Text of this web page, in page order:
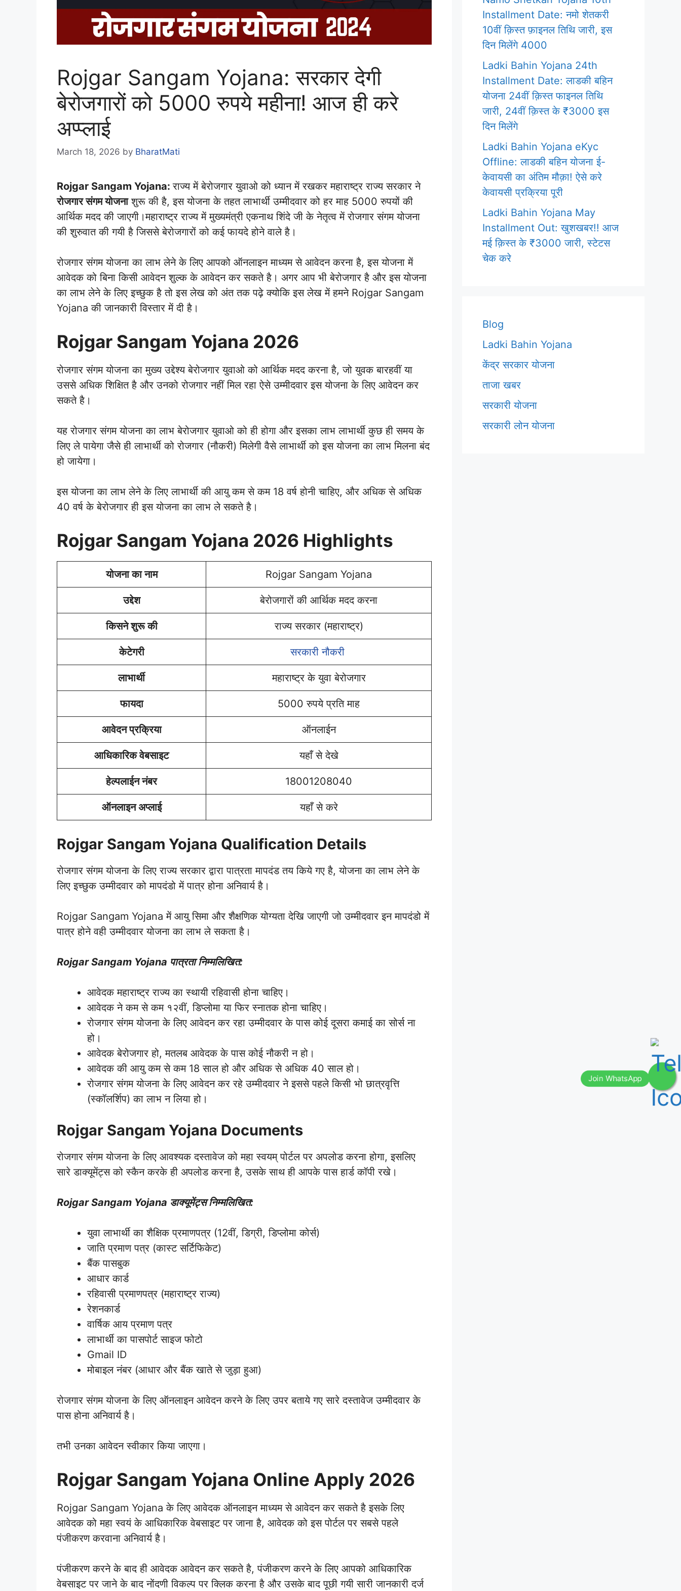
Rojgar Sangam Yojana: सरकार देगी
बेरोजगारों को 5000 रुपये महीना! आज ही करे
अप्प्लाई
March 18, 2026 by BharatMati
Rojgar Sangam Yojana:राज्य में बेरोजगार युवाओ को ध्यान में रखकर महाराष्ट्र राज्य सरकार ने
रोजगार संगम योजनाशुरू की है, इस योजना के तहत लाभार्थी उम्मीदवार को हर माह 5000 रुपयों की
आर्थिक मदद की जाएगी।महाराष्ट्र राज्य में मुख्यमंत्री एकनाथ शिंदे जी के नेतृत्व में रोजगार संगम योजना
की शुरुवात की गयी है जिससे बेरोजगारों को कई फायदे होने वाले है।
रोजगार संगम योजना का लाभ लेने के लिए आपको ऑनलाइन माध्यम से आवेदन करना है, इस योजना में
आवेदक को बिना किसी आवेदन शुल्क के आवेदन कर सकते है। अगर आप भी बेरोजगार है और इस योजना
का लाभ लेने के लिए इच्छुक है तो इस लेख को अंत तक पढ़े क्योकि इस लेख में हमने Rojgar Sangam
Yojana की जानकारी विस्तार में दी है।
Rojgar Sangam Yojana 2026
रोजगार संगम योजना का मुख्य उद्देश्य बेरोजगार युवाओ को आर्थिक मदद करना है, जो युवक बारहवीं या
उससे अधिक शिक्षित है और उनको रोजगार नहीं मिल रहा ऐसे उम्मीदवार इस योजना के लिए आवेदन कर
सकते है।
यह रोजगार संगम योजना का लाभ बेरोजगार युवाओ को ही होगा और इसका लाभ लाभार्थी कुछ ही समय के
लिए ले पायेगा जैसे ही लाभार्थी को रोजगार (नौकरी) मिलेगी वैसे लाभार्थी को इस योजना का लाभ मिलना बंद
हो जायेगा।
इस योजना का लाभ लेने के लिए लाभार्थी की आयु कम से कम 18 वर्ष होनी चाहिए, और अधिक से अधिक
40 वर्ष के बेरोजगार ही इस योजना का लाभ ले सकते है।
Rojgar Sangam Yojana 2026 Highlights
योजना का नाम Rojgar Sangam Yojana
उद्देश बेरोजगारों की आर्थिक मदद करना
किसने शुरू की राज्य सरकार (महाराष्ट्र)
केटेगरी सरकारी नौकरी
लाभार्थी महाराष्ट्र के युवा बेरोजगार
फायदा 5000 रुपये प्रति माह
आवेदन प्रक्रिया ऑनलाईन
आधिकारिक वेबसाइट यहाँ से देखे
हेल्पलाईन नंबर 18001208040
ऑनलाइन अप्लाई यहाँ से करे
Rojgar Sangam Yojana Qualification Details
रोजगार संगम योजना के लिए राज्य सरकार द्वारा पात्रता मापदंड तय किये गए है, योजना का लाभ लेने के
लिए इच्छुक उम्मीदवार को मापदंडो में पात्र होना अनिवार्य है।
Rojgar Sangam Yojana में आयु सिमा और शैक्षणिक योग्यता देखि जाएगी जो उम्मीदवार इन मापदंडो में
पात्र होने वही उम्मीदवार योजना का लाभ ले सकता है।
Rojgar Sangam Yojana पात्रता निम्मलिखित:
आवेदक महाराष्ट्र राज्य का स्थायी रहिवासी होना चाहिए।
आवेदक ने कम से कम १२वीं, डिप्लोमा या फिर स्नातक होना चाहिए।
रोजगार संगम योजना के लिए आवेदन कर रहा उम्मीदवार के पास कोई दूसरा कमाई का सोर्स ना
हो।
आवेदक बेरोजगार हो, मतलब आवेदक के पास कोई नौकरी न हो।
आवेदक की आयु कम से कम 18 साल हो और अधिक से अधिक 40 साल हो।
रोजगार संगम योजना के लिए आवेदन कर रहे उम्मीदवार ने इससे पहले किसी भो छात्रवृत्ति
(स्कॉलर्शिप) का लाभ न लिया हो।
Rojgar Sangam Yojana Documents
रोजगार संगम योजना के लिए आवश्यक दस्तावेज को महा स्वयम् पोर्टल पर अपलोड करना होगा, इसलिए
सारे डाक्यूमेंट्स को स्कैन करके ही अपलोड करना है, उसके साथ ही आपके पास हार्ड कॉपी रखे।
Rojgar Sangam Yojana डाक्यूमेंट्स निम्मलिखित:
युवा लाभार्थी का शैक्षिक प्रमाणपत्र (12वीं, डिग्री, डिप्लोमा कोर्स)
जाति प्रमाण पत्र (कास्ट सर्टिफिकेट)
बैंक पासबुक
आधार कार्ड
रहिवासी प्रमाणपत्र (महाराष्ट्र राज्य)
रेशनकार्ड
वार्षिक आय प्रमाण पत्र
लाभार्थी का पासपोर्ट साइज फोटो
Gmail ID
मोबाइल नंबर (आधार और बैंक खाते से जुड़ा हुआ)
रोजगार संगम योजना के लिए ऑनलाइन आवेदन करने के लिए उपर बताये गए सारे दस्तावेज उम्मीदवार के
पास होना अनिवार्य है।
तभी उनका आवेदन स्वीकार किया जाएगा।
Rojgar Sangam Yojana Online Apply 2026
Rojgar Sangam Yojana के लिए आवेदक ऑनलाइन माध्यम से आवेदन कर सकते है इसके लिए
आवेदक को महा स्वयं के आधिकारिक वेबसाइट पर जाना है, आवेदक को इस पोर्टल पर सबसे पहले
पंजीकरण करवाना अनिवार्य है।
पंजीकरण करने के बाद ही आवेदक आवेदन कर सकते है, पंजीकरण करने के लिए आपको आधिकारिक
वेबसाइट पर जाने के बाद नोंदणी विकल्प पर क्लिक करना है और उसके बाद पूछी गयी सारी जानकारी दर्ज
Installment Date: नमो शेतकरी
10वीं क़िस्त फ़ाइनल तिथि जारी, इस
दिन मिलेंगे 4000
Ladki Bahin Yojana 24th
Installment Date: लाडकी बहिन
योजना 24वीं क़िस्त फाइनल तिथि
जारी, 24वीं क़िस्त के ₹3000 इस
दिन मिलेंगे
Ladki Bahin Yojana eKyc
Offline: लाडकी बहिन योजना ई-
केवायसी का अंतिम मौक़ा! ऐसे करे
केवायसी प्रक्रिया पूरी
Ladki Bahin Yojana May
Installment Out: खुशखबर!! आज
मई क़िस्त के ₹3000 जारी, स्टेटस
चेक करे
Blog
Ladki Bahin Yojana
केंद्र सरकार योजना
ताजा खबर
सरकारी योजना
सरकारी लोन योजना